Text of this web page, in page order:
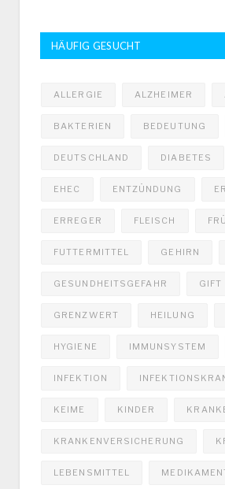
HÄUFIG GESUCHT
ALLERGIE ALZHEIMER
BAKTERIEN BEDEUTUNG
DEUTSCHLAND DIABETES
EHEC ENTZÜNDUNG
ERREGER FLEISCH
FUTTERMITTEL GEHIRN
GESUNDHEITSGEFAHR GIFT
GRENZWERT HEILUNG
HYGIENE IMMUNSYSTEM
INFEKTION
KEIME KINDER
KRANKENVERSICHERUNG
LEBENSMITTEL